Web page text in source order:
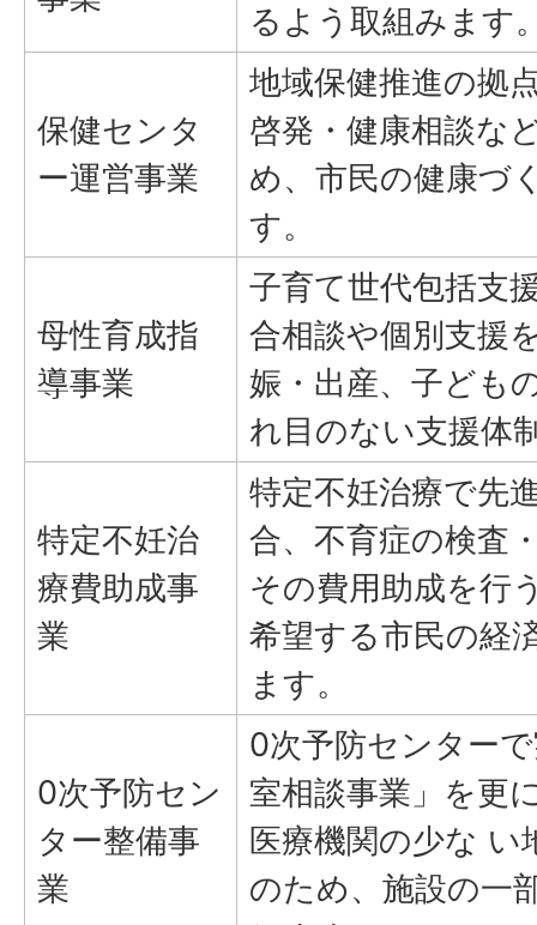
るよう取組みます
保健センタ
ー運営事業
地域保健推進の拠
啓発・健康相談な
め、市民の健康づ
す。
母性育成指
導事業
子育て世代包括支
合相談や個別支援
娠・出産、子ども
れ目のない支援体
特定不妊治
療費助成事
業
特定不妊治療で先
合、不育症の検査
その費用助成を行
希望する市民の経
ます。
0次予防セン
ター整備事
業
0次予防センター
室相談事業」を更
医療機関の少な い
のため、施設の一